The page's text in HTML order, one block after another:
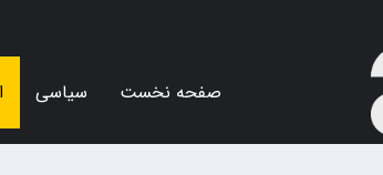
صفحه نخست سیاسی